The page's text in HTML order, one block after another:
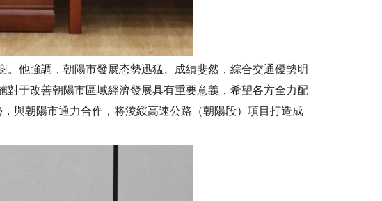
他強調，朝陽市發展态勢迅猛、成績斐然，綜合交通優勢明
于改善朝陽市區域經濟發展具有重要意義，希望各方全力配
與朝陽市通力合作，将淩綏高速公路（朝陽段）項目打造成